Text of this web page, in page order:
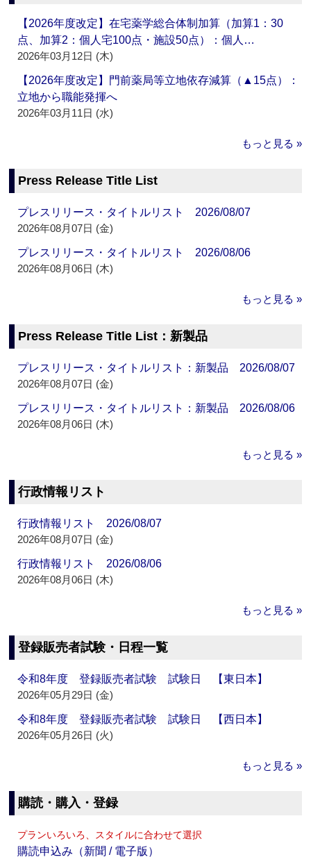
【2026年度改定】在宅薬学総合体制加算（加算1：30
点、加算2：個人宅100点・施設50点）：個人…
2026年03月12日 (木)
【2026年度改定】門前薬局等立地依存減算（▲15点）：
立地から職能発揮へ
2026年03月11日 (水)
もっと見る »
Press Release Title List
プレスリリース・タイトルリスト 2026/08/07
2026年08月07日 (金)
プレスリリース・タイトルリスト 2026/08/06
2026年08月06日 (木)
もっと見る »
Press Release Title List：新製品
プレスリリース・タイトルリスト：新製品 2026/08/07
2026年08月07日 (金)
プレスリリース・タイトルリスト：新製品 2026/08/06
2026年08月06日 (木)
もっと見る »
行政情報リスト
行政情報リスト 2026/08/07
2026年08月07日 (金)
行政情報リスト 2026/08/06
2026年08月06日 (木)
もっと見る »
登録販売者試験・日程一覧
令和8年度 登録販売者試験 試験日 【東日本】
2026年05月29日 (金)
令和8年度 登録販売者試験 試験日 【西日本】
2026年05月26日 (火)
もっと見る »
購読・購入・登録
プランいろいろ、スタイルに合わせて選択
購読申込み（新聞 / 電子版）